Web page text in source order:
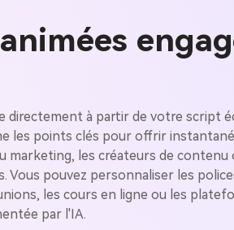
directement à partir de votre script
les points clés pour offrir
marketing, les créateurs de
Vous pouvez personnaliser les
les cours en ligne ou les
par l'IA.
100 %
→